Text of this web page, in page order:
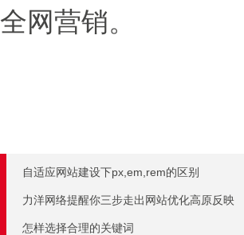
网营销。
自适应网站建设下px,em,rem的区别
力洋网络提醒你三步走出网站优化高原反映
怎样选择合理的关键词